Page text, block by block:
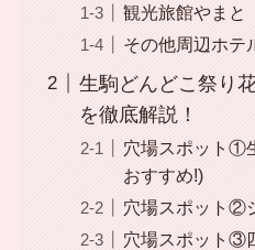
観光旅館やまと
その他周辺ホテ
生駒どんどこ祭り
を徹底解説！
穴場スポット①
おすすめ!)
穴場スポット②
穴場スポット③